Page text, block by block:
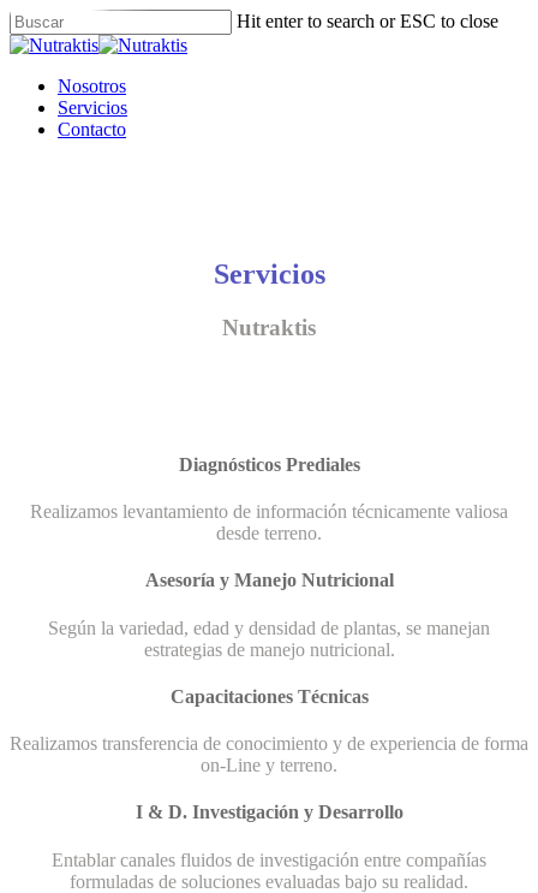
Skip
to
content
Hit enter to search or ESC to close
Close
Menu
Nosotros
Servicios
Contacto
Servicios
Nutraktis
Diagnósticos Prediales
Realizamos levantamiento de información técnicamente valiosa
desde terreno.
Asesoría y Manejo Nutricional
Según la variedad, edad y densidad de plantas, se manejan
estrategias de manejo nutricional.
Capacitaciones Técnicas
Realizamos transferencia de conocimiento y de experiencia de forma
on-Line y terreno.
I & D. Investigación y Desarrollo
Entablar canales fluidos de investigación entre compañías
formuladas de soluciones evaluadas bajo su realidad.